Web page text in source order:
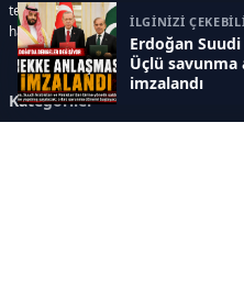
İLGİNİZİ
Erdoğan Suudi
Üçlü savunma
imzalandı
teknoloji, kültür-sanat ve yaşam
haberler sunar.
Kategoriler